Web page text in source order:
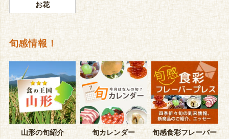
お花
旬感情報！
山形の旬紹介 旬カレンダー
旬感食彩フレーバー